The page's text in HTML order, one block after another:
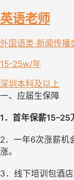
英语老师
外国语类·新闻传播
15-25w/年
深圳 本科及以上
一、应届生保障
1．首年保薪15–25
2．一年6次涨薪机
涨。
3．线下培训包酒